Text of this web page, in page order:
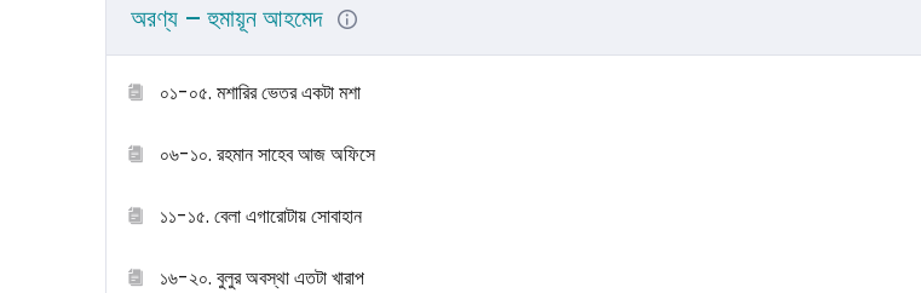
অরণ্য – হুমায়ূন আহমেদ
০১-০৫. মশারির ভেতর একটা মশা
০৬-১০. রহমান সাহেব আজ অফিসে
১১-১৫. বেলা এগারোটায় সোবাহান
১৬-২০. বুলুর অবস্থা এতটা খারাপ